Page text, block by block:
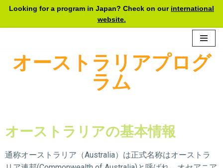
Skip
Looking for a program in Japan? Check on our international
website.
オーストラリアプログ
ラム
オーストラリアの基本情報
通称オーストラリア（Australia）は正式名称はオーストラ